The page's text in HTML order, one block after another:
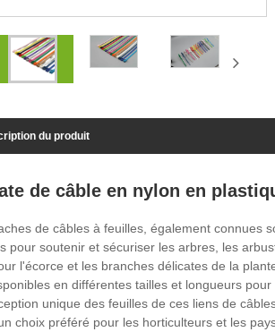
du produit
de câble en nylon en
de câbles à feuilles, également connues
pour soutenir et sécuriser les arbres, les
l'écorce et les branches délicates de la
en différentes tailles et longueurs
unique des feuilles de ces liens de
choix préféré pour les horticulteurs et les